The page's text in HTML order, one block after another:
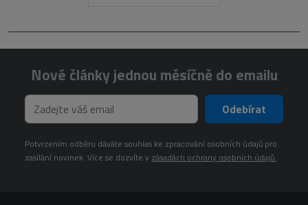
Nové články jednou měsíčně do emailu
Odebírat
Potvrzením odběru dáváte souhlas ke zpracování osobních údajů pro
zasílání novinek. Více se dozvíte v zásadách ochrany osobních údajů.